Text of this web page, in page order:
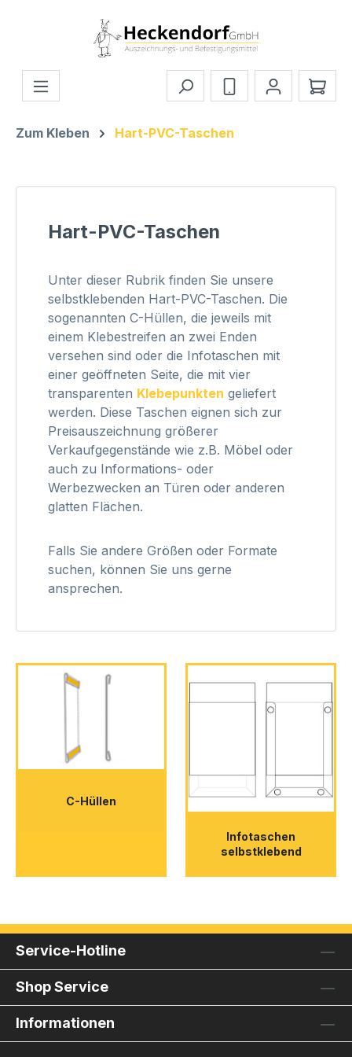
Zum Hauptinhalt springen
Zum Kleben Hart-PVC-Taschen
Hart-PVC-Taschen
Unter dieser Rubrik finden Sie unsere
selbstklebenden Hart-PVC-Taschen. Die
sogenannten C-Hüllen, die jeweils mit
einem Klebestreifen an zwei Enden
versehen sind oder die Infotaschen mit
einer geöffneten Seite, die mit vier
transparenten Klebepunkten geliefert
werden. Diese Taschen eignen sich zur
Preisauszeichnung größerer
Verkaufgegenstände wie z.B. Möbel oder
auch zu Informations- oder
Werbezwecken an Türen oder anderen
glatten Flächen.
Falls Sie andere Größen oder Formate
suchen, können Sie uns gerne
ansprechen.
C-Hüllen
Infotaschen
selbstklebend
Service-Hotline
Shop Service
Informationen